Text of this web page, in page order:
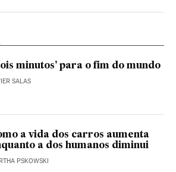
en Twitter
Brasil en Instagram
País Brasil en Facebook
minutos’ para o fim do mundo
SALAS
a vida dos carros aumenta
a dos humanos diminui
PSKOWSKI